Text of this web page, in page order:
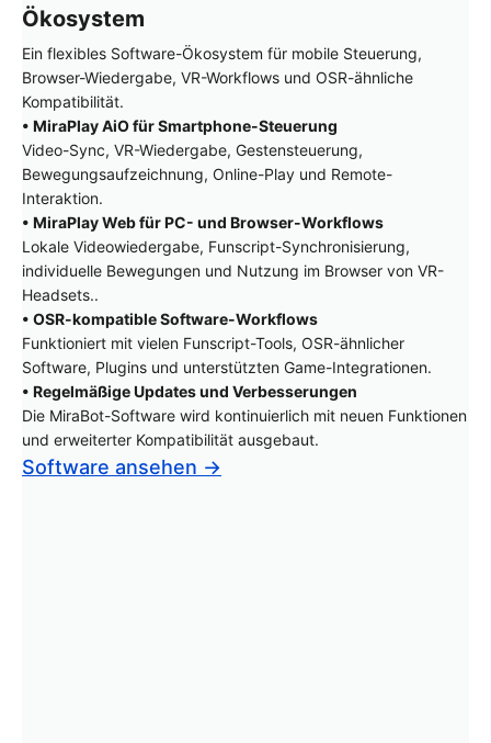
Ökosystem
Ein flexibles Software-Ökosystem für mobile Steuerung,
Browser-Wiedergabe, VR-Workflows und OSR-ähnliche
Kompatibilität.
• MiraPlay AiO für Smartphone-Steuerung
Video-Sync, VR-Wiedergabe, Gestensteuerung,
Bewegungsaufzeichnung, Online-Play und Remote-
Interaktion.
• MiraPlay Web für PC- und Browser-Workflows
Lokale Videowiedergabe, Funscript-Synchronisierung,
individuelle Bewegungen und Nutzung im Browser von VR-
Headsets..
• OSR-kompatible Software-Workflows
Funktioniert mit vielen Funscript-Tools, OSR-ähnlicher
Software, Plugins und unterstützten Game-Integrationen.
• Regelmäßige Updates und Verbesserungen
Die MiraBot-Software wird kontinuierlich mit neuen Funktionen
und erweiterter Kompatibilität ausgebaut.
Software ansehen →